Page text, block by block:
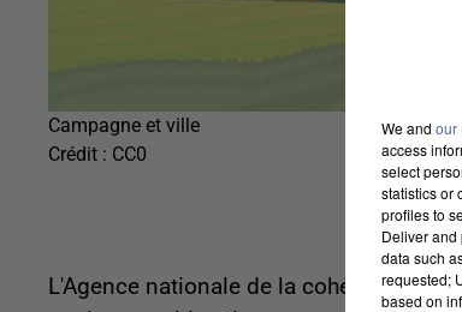
Campagne et ville
Crédit : CC0
L'Agence nationale de la cohésion des
We and our
access
select
statistics or
profiles to
Deliver and
data such
requested;
based on